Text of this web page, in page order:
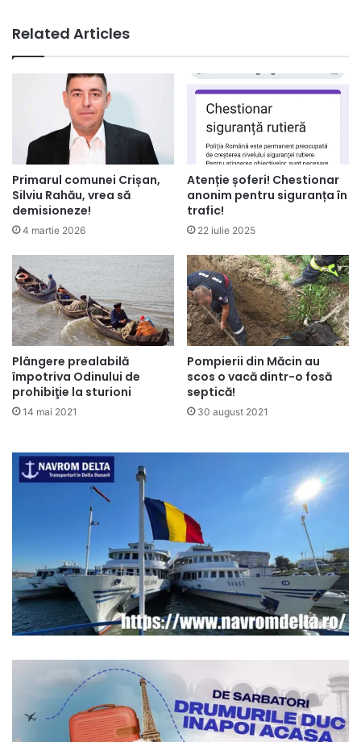
Related Articles
Primarul comunei Crișan,
Silviu Rahău, vrea să
demisioneze!
4 martie 2026
Atenție șoferi! Chestionar
anonim pentru siguranța în
trafic!
22 iulie 2025
Plângere prealabilă
împotriva Odinului de
prohibiţie la sturioni
14 mai 2021
Pompierii din Măcin au
scos o vacă dintr-o fosă
septică!
30 august 2021